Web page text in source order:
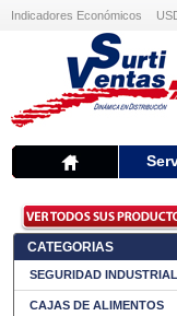
Indicadores Económicos
CATEGORIAS
SEGURIDAD INDUSTRIAL
CAJAS DE ALIMENTOS